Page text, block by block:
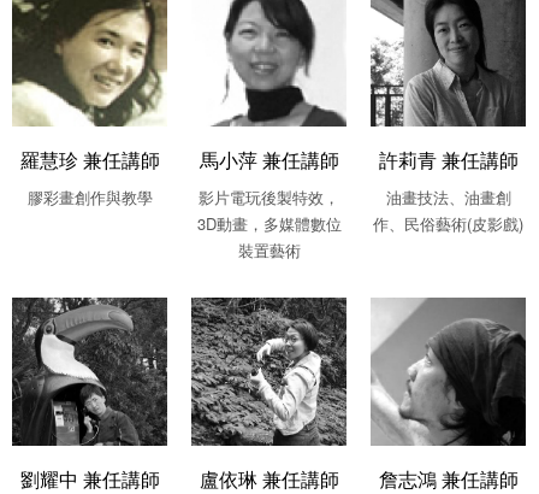
羅慧珍 兼任講師
膠彩畫創作與教學
馬小萍 兼任講師
影片電玩後製特效，
3D動畫，多媒體數位
裝置藝術
許莉青 兼任講師
油畫技法、油畫創
作、民俗藝術(皮影戲)
劉耀中 兼任講師 盧依琳 兼任講師 詹志鴻 兼任講師